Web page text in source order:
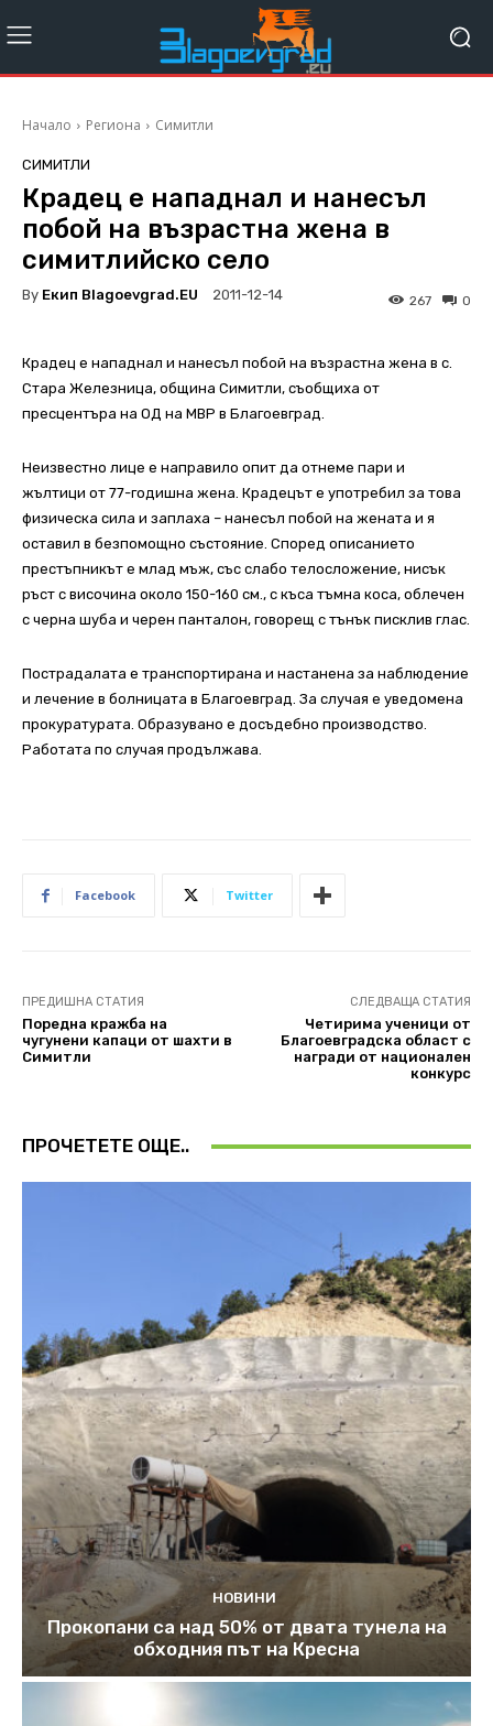
Начало Региона Симитли
СИМИТЛИ
Крадец е нападнал и нанесъл
побой на възрастна жена в
симитлийско село
By Екип Blagoevgrad.EU 2011-12-14 0
267
Крадец е нападнал и нанесъл побой на възрастна жена в с.
Стара Железница, община Симитли, съобщиха от
пресцентъра на ОД на МВР в Благоевград.
Неизвестно лице е направило опит да отнеме пари и
жълтици от 77-годишна жена. Крадецът е употребил за това
физическа сила и заплаха – нанесъл побой на жената и я
оставил в безпомощно състояние. Според описанието
престъпникът е млад мъж, със слабо телосложение, нисък
ръст с височина около 150-160 см., с къса тъмна коса, облечен
с черна шуба и черен панталон, говорещ с тънък писклив глас.
Пострадалата е транспортирана и настанена за наблюдение
и лечение в болницата в Благоевград. За случая е уведомена
прокуратурата. Образувано е досъдебно производство.
Работата по случая продължава.
Facebook Twitter
ПРЕДИШНА СТАТИЯ
Поредна кражба на
чугунени капаци от шахти в
Симитли
СЛЕДВАЩА СТАТИЯ
Четирима ученици от
Благоевградска област с
награди от национален
конкурс
ПРОЧЕТЕТЕ ОЩЕ..
НОВИНИ
Прокопани са над 50% от двата тунела на
обходния път на Кресна